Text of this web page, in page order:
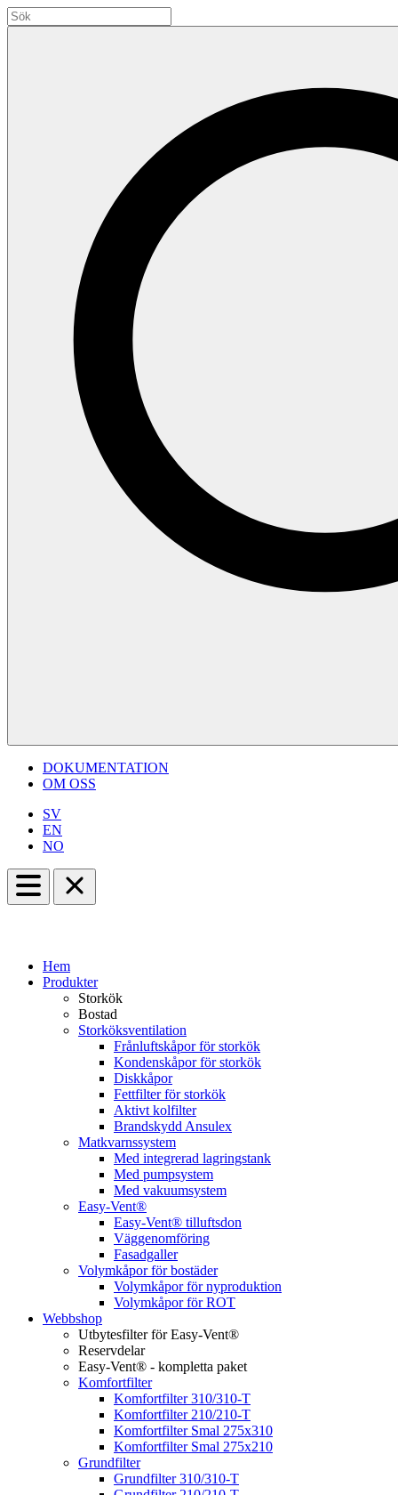
DOKUMENTATION
OM OSS
SV
EN
NO
Hem
Produkter
Storkök
Bostad
Storköksventilation
Frånluftskåpor för storkök
Kondenskåpor för storkök
Diskkåpor
Fettfilter för storkök
Aktivt kolfilter
Brandskydd Ansulex
Matkvarnssystem
Med integrerad lagringstank
Med pumpsystem
Med vakuumsystem
Easy-Vent®
Easy-Vent® tilluftsdon
Väggenomföring
Fasadgaller
Volymkåpor för bostäder
Volymkåpor för nyproduktion
Volymkåpor för ROT
Webbshop
Utbytesfilter för Easy-Vent®
Reservdelar
Easy-Vent® - kompletta paket
Komfortfilter
Komfortfilter 310/310-T
Komfortfilter 210/210-T
Komfortfilter Smal 275x310
Komfortfilter Smal 275x210
Grundfilter
Grundfilter 310/310-T